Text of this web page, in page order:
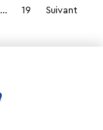
… 19 Suivant